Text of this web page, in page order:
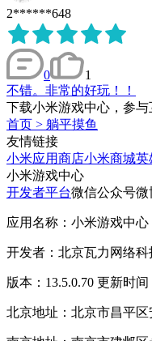
2******648
0
1
不错。非常的好玩！！
下载小米游戏中心，参与
首页 > 躺平摸鱼
友情链接
小米应用商店小米商城英
小米游戏中心
开发者平台微信公众号微
应用名称：小米游戏中心
开发者：北京瓦力网络科
版本：13.5.0.70 更新时间
北京地址：北京市昌平